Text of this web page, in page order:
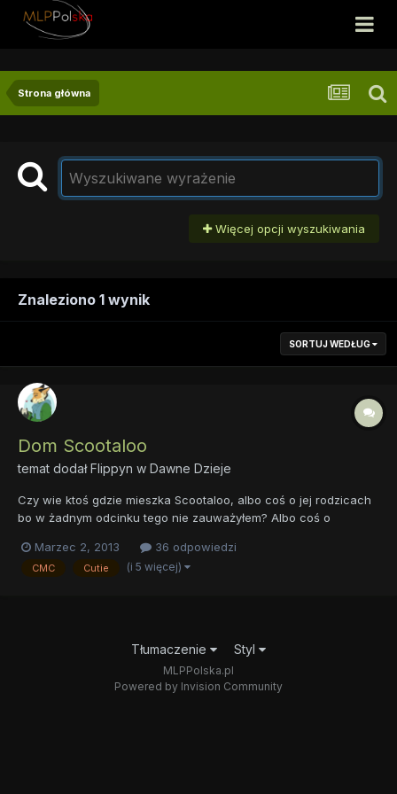
Strona główna
Więcej opcji wyszukiwania
Znaleziono 1 wynik
SORTUJ WEDŁUG
Dom Scootaloo
temat dodałFlippyn w Dawne Dzieje
Czy wie ktoś gdzie mieszka Scootaloo, albo coś o jej rodzicach
bo w żadnym odcinku tego nie zauważyłem? Albo coś o
//Pozwoliłem sobie wprowadzić tagi ~Fragin
Marzec 2, 2013 36 odpowiedzi
CMC Cutie (i 5 więcej)
Tłumaczenie Styl
MLPPolska.pl
Powered by Invision Community